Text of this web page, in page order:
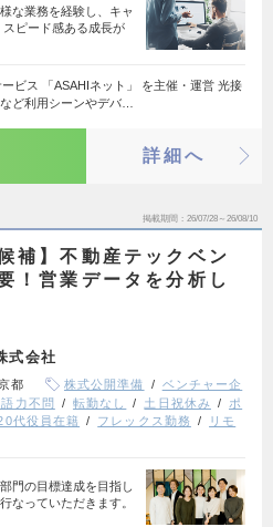
な業務を経験し、キャ
ピード感ある成長が
ビス 「ASAHIネット」 を主催・運営 光接
ど利用シーンやデバ…
詳細へ
掲載期間 26/07/28～26/08/10
補】不動産テックベン
！営業データを分析し
式会社
都 株式公開準備
ベンチャー企
力不問 転勤なし 土日祝休み
ポ
代役員在籍 フレックス勤務
リモ
門の目標達成を目指し
なっていただきます。